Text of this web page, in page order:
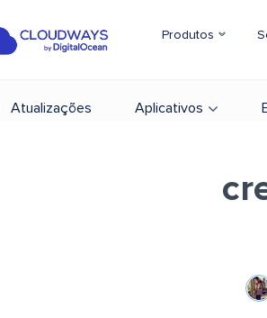
Produtos
Atualizações Aplicativos